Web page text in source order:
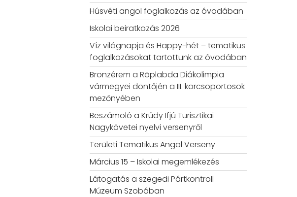
Húsvéti angol foglalkozás az óvodában
Iskolai beiratkozás 2026
Víz világnapja és Happy-hét – tematikus
foglalkozásokat tartottunk az óvodában
Bronzérem a Röplabda Diákolimpia
vármegyei döntőjén a III. korcsoportosok
mezőnyében
Beszámoló a Krúdy Ifjú Turisztikai
Nagykövetei nyelvi versenyről
Területi Tematikus Angol Verseny
Március 15 – Iskolai megemlékezés
Látogatás a szegedi Pártkontroll
Múzeum Szobában